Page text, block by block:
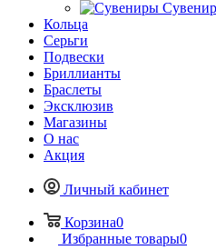
Кольца
Серьги
Подвески
Бриллианты
Браслеты
Эксклюзив
Магазины
О нас
Акция
Личный кабинет
Корзина0
Избранные товары0